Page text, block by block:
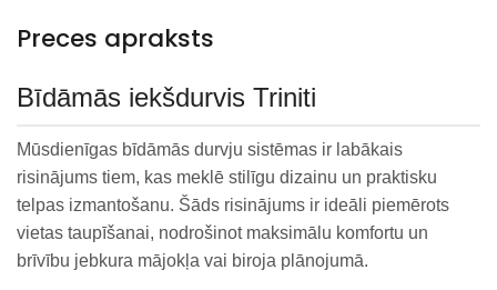
Preces apraksts
Bīdāmās iekšdurvis Triniti
Mūsdienīgas bīdāmās durvju sistēmas ir labākais
risinājums tiem, kas meklē stilīgu dizainu un praktisku
telpas izmantošanu. Šāds risinājums ir ideāli piemērots
vietas taupīšanai, nodrošinot maksimālu komfortu un
brīvību jebkura mājokļa vai biroja plānojumā.